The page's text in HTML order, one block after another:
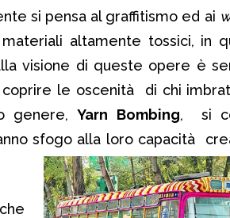
si pensa al graffitismo ed ai
altamente tossici, in
visione di queste opere è
le oscenità di chi
genere,Yarn Bombing, si
sfogo alla loro capacità